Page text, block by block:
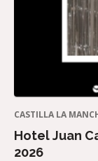
CASTILLA LA
Hotel Juan
2026